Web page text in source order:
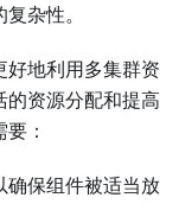
杂性。
好地利用多集群资
的资源分配和提高
：
确保组件被适当放